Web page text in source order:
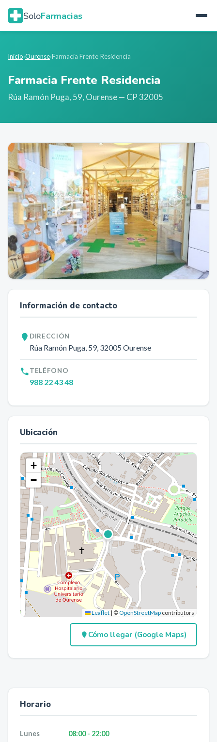
SoloFarmacias
Inicio›Ourense›Farmacia Frente Residencia
Farmacia Frente Residencia
Rúa Ramón Puga, 59, Ourense— CP 32005
Información de contacto
DIRECCIÓN
Rúa Ramón Puga, 59, 32005 Ourense
TELÉFONO
988 22 43 48
Ubicación
+
−
Leaflet | ©OpenStreetMap contributors
Cómo llegar (Google Maps)
Horario
Lunes 08:00 - 22:00